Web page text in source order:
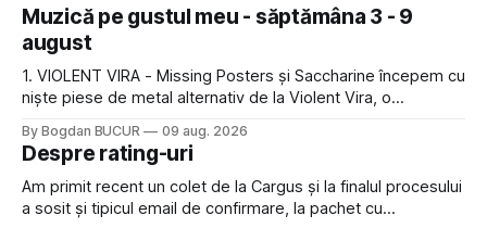
Muzică pe gustul meu - săptămâna 3 - 9
august
1. VIOLENT VIRA - Missing Posters și Saccharine începem cu
niște piese de metal alternativ de la Violent Vira, o
acest gen. E genul de muzică pe care îl ascultam cu plăcere
acum 15-20 de ani și mă bucur să văd
By Bogdan BUCUR 09 aug. 2026
Despre rating-uri
Am primit recent un colet de la Cargus și la finalul procesului
a sosit și tipicul email de confirmare, la pachet cu